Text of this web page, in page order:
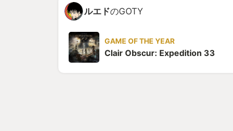
ルエドのGOTY
GAME OF THE YEAR
Clair Obscur: Expedition 33